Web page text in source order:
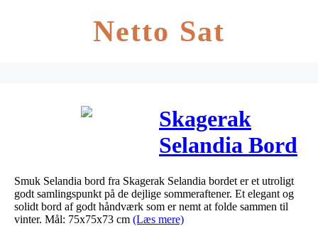
Netto Sat
Skagerak
Selandia Bord
75 cm
Smuk Selandia bord fra Skagerak Selandia bordet er et utroligt
godt samlingspunkt på de dejlige sommeraftener. Et elegant og
solidt bord af godt håndværk som er nemt at folde sammen til
vinter. Mål: 75x75x73 cm (Læs mere)